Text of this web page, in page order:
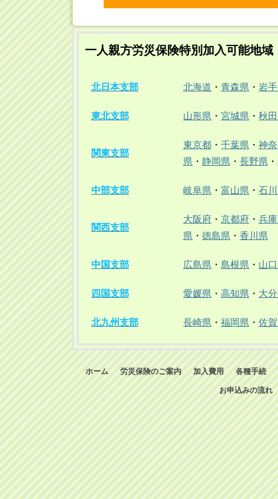
一人親方労災保険特別加入可能地域
北日本支部 北海道 ・ 青森県 ・ 岩
東北支部 山形県 ・ 宮城県 ・ 秋
関東支部
東京都 ・ 千葉県 ・ 神
県 ・ 静岡県 ・ 長野県 ・
中部支部 岐阜県 ・ 富山県 ・ 石
関西支部
大阪府 ・ 京都府 ・ 兵
県 ・ 徳島県 ・ 香川県
中国支部 広島県 ・ 島根県 ・ 山
四国支部 愛媛県 ・ 高知県 ・ 大
北九州支部 長崎県 ・ 福岡県 ・ 佐
ホーム 労災保険のご案内 加入費用 各種手続
お申込みの流れ